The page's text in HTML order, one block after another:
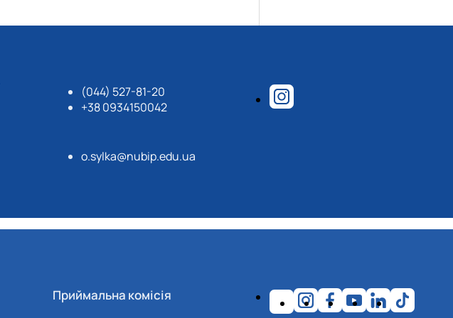
(044) 527-81-20
+38 0934150042
o.sylka@nubip.edu.ua
Приймальна комісія